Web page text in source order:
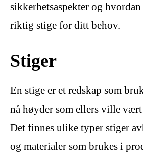
sikkerhetsaspekter og
riktig stige for ditt behov.
Stiger
En stige er et redskap som
nå høyder som ellers ville
Det finnes ulike typer stiger
og materialer som brukes i